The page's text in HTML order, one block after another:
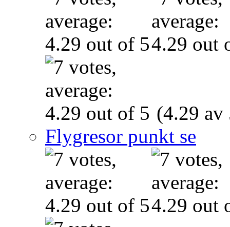
(4.29 av
Flygresor punkt se